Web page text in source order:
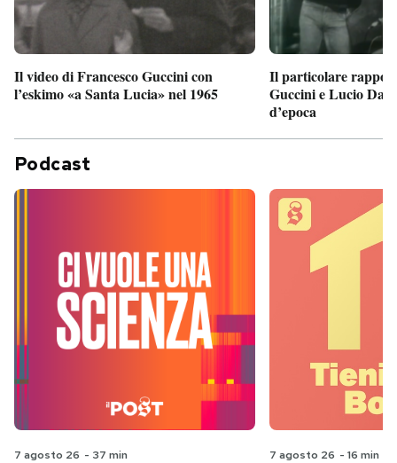
Il video di Francesco Guccini con
l’eskimo «a Santa Lucia» nel 1965
Il particolare
Guccini e Lucio
d’epoca
Podcast
7 agosto 26 - 37 min 7 agosto 26 - 16 min